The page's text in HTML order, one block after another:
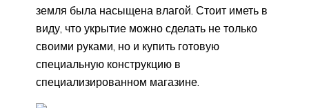
земля была насыщена влагой. Стоит иметь в
виду, что укрытие можно сделать не только
своими руками, но и купить готовую
специальную конструкцию в
специализированном магазине.